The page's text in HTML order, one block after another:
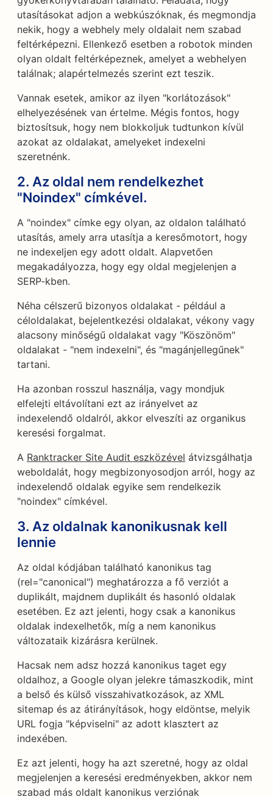
utasításokat adjon a webkúszóknak, és megmondja
nekik, hogy a webhely mely oldalait nem szabad
feltérképezni. Ellenkező esetben a robotok minden
olyan oldalt feltérképeznek, amelyet a webhelyen
találnak; alapértelmezés szerint ezt teszik.
Vannak esetek, amikor az ilyen "korlátozások"
elhelyezésének van értelme. Mégis fontos, hogy
biztosítsuk, hogy nem blokkoljuk tudtunkon kívül
azokat az oldalakat, amelyeket indexelni
szeretnénk.
2. Az oldal nem rendelkezhet
"Noindex" címkével.
A "noindex" címke egy olyan, az oldalon található
utasítás, amely arra utasítja a keresőmotort, hogy
ne indexeljen egy adott oldalt. Alapvetően
megakadályozza, hogy egy oldal megjelenjen a
SERP-kben.
Néha célszerű bizonyos oldalakat - például a
céloldalakat, bejelentkezési oldalakat, vékony vagy
alacsony minőségű oldalakat vagy "Köszönöm"
oldalakat - "nem indexelni", és "magánjellegűnek"
tartani.
Ha azonban rosszul használja, vagy mondjuk
elfelejti eltávolítani ezt az irányelvet az
indexelendő oldalról, akkor elveszíti az organikus
keresési forgalmat.
A Ranktracker Site Audit eszközével átvizsgálhatja
weboldalát, hogy megbizonyosodjon arról, hogy az
indexelendő oldalak egyike sem rendelkezik
"noindex" címkével.
3. Az oldalnak kanonikusnak kell
lennie
Az oldal kódjában található kanonikus tag
(rel="canonical") meghatározza a fő verziót a
duplikált, majdnem duplikált és hasonló oldalak
esetében. Ez azt jelenti, hogy csak a kanonikus
oldalak indexelhetők, míg a nem kanonikus
változataik kizárásra kerülnek.
Hacsak nem adsz hozzá kanonikus taget egy
oldalhoz, a Google olyan jelekre támaszkodik, mint
a belső és külső visszahivatkozások, az XML
sitemap és az átirányítások, hogy eldöntse, melyik
URL fogja "képviselni" az adott klasztert az
indexében.
Ez azt jelenti, hogy ha azt szeretné, hogy az oldal
megjelenjen a keresési eredményekben, akkor nem
szabad más oldalt kanonikus verziónak